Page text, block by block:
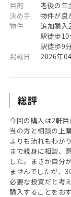
目的
老後の年
決め手
物件が良
物件
追加購入
駅徒歩
駅徒歩9
掲載日
2026年
総評
今回の購入は2軒
当の方と相談の上
よりも流れもわか
まで親身に相談、
した。まさか自分
ませんでしたが、
必要な投資だと考
購入することをお